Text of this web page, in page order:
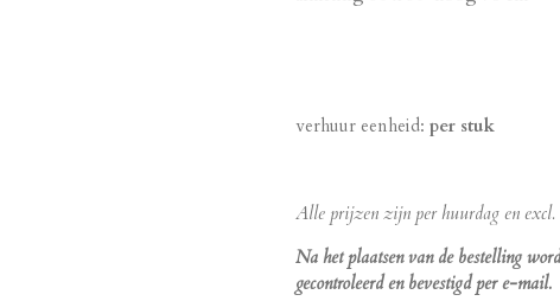
verhuur eenheid: per stuk
Alle prijzen zijn per huurdag en excl.
Na het plaatsen van de bestelling
gecontroleerd en bevestigd per e-mail.